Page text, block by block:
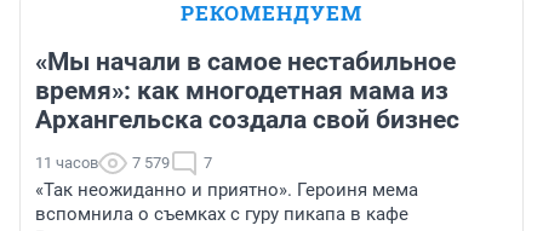
РЕКОМЕНДУЕМ
«Мы начали в самое нестабильное
время»: как многодетная мама из
Архангельска создала свой бизнес
11 часов 7 579 7
«Так неожиданно и приятно». Героиня мема
вспомнила о съемках с гуру пикапа в кафе